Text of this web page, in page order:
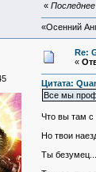
«
«Осенний
Re:
«
Цитата:
Все мы
Что вы там с
Но твои
Ты безумец...